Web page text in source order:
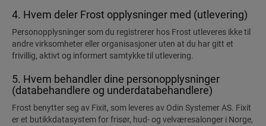
4. Hvem deler Frost opplysninger med (utlevering)
Personopplysninger som du registrerer hos Frost utleveres ikke til
andre virksomheter eller organisasjoner uten at du har gitt et
frivillig, aktivt og informert samtykke til utlevering.
5. Hvem behandler dine personopplysninger
(databehandlere og underdatabehandlere)
Frost benytter seg av Fixit, som leveres av Odin Systemer AS. Fixit
er et butikkdatasystem for frisør, hud- og velværesalonger i Norge,